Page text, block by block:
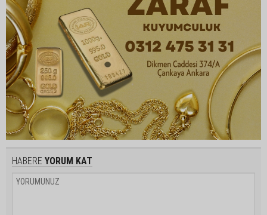
HABERE YORUM KAT